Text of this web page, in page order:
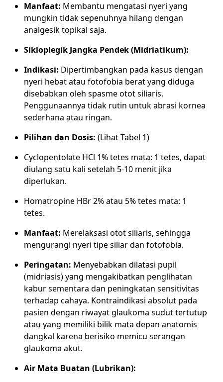
Manfaat: Membantu mengatasi nyeri yang
mungkin tidak sepenuhnya hilang dengan
analgesik topikal saja.
Sikloplegik Jangka Pendek (Midriatikum):
Indikasi: Dipertimbangkan pada kasus dengan
nyeri hebat atau fotofobia berat yang diduga
disebabkan oleh spasme otot siliaris.
Penggunaannya tidak rutin untuk abrasi kornea
sederhana atau ringan.
Pilihan dan Dosis: (Lihat Tabel 1)
Cyclopentolate HCl 1% tetes mata: 1 tetes, dapat
diulang satu kali setelah 5-10 menit jika
diperlukan.
Homatropine HBr 2% atau 5% tetes mata: 1
tetes.
Manfaat: Merelaksasi otot siliaris, sehingga
mengurangi nyeri tipe siliar dan fotofobia.
Peringatan: Menyebabkan dilatasi pupil
(midriasis) yang mengakibatkan penglihatan
kabur sementara dan peningkatan sensitivitas
terhadap cahaya. Kontraindikasi absolut pada
pasien dengan riwayat glaukoma sudut tertutup
atau yang memiliki bilik mata depan anatomis
dangkal karena berisiko memicu serangan
glaukoma akut.
Air Mata Buatan (Lubrikan):